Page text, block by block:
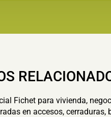
Fichet para vivienda,
en accesos, cerraduras,